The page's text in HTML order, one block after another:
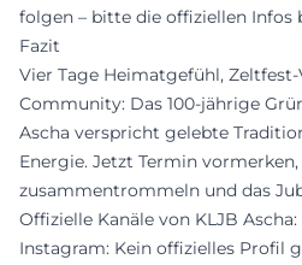
folgen – bitte die offiziellen Infos
Fazit
Vier Tage Heimatgefühl,
Community: Das 100-jährige
Ascha verspricht gelebte
Energie. Jetzt Termin
zusammentrommeln und das
Offizielle Kanäle von KLJB Ascha:
Instagram: Kein offizielles Profil